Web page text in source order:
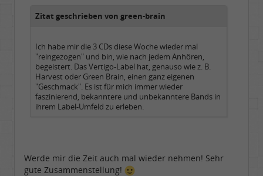
Zitat geschrieben von green-brain
Ich habe mir die 3 CDs diese Woche wieder mal
"reingezogen" und bin, wie nach jedem Anhören,
begeistert. Das Vertigo-Label hat, genauso wie z. B.
Harvest oder Green Brain, einen ganz eigenen
"Geschmack". Es ist für mich immer wieder
faszinierend, bekanntere und unbekanntere Bands in
ihrem Label-Umfeld zu erleben.
Werde mir die Zeit auch mal wieder nehmen! Sehr
gute Zusammenstellung!